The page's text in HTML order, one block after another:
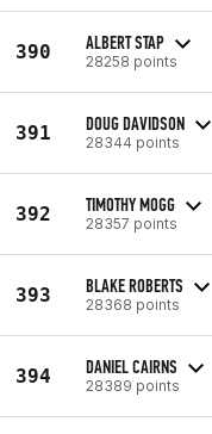
390 ALBERT STAP
28258 points
391 DOUG DAVIDSON
28344 points
392 TIMOTHY MOGG
28357 points
393 BLAKE ROBERTS
28368 points
394 DANIEL CAIRNS
28389 points